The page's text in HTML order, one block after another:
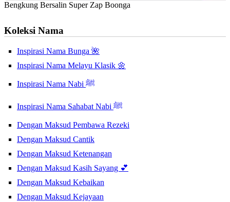
Bengkung Bersalin Super Zap Boonga
Koleksi Nama
Inspirasi Nama Bunga 🌺
Inspirasi Nama Melayu Klasik 🌼
Inspirasi Nama Nabi ﷺ
Inspirasi Nama Sahabat Nabi ﷺ
Dengan Maksud Pembawa Rezeki
Dengan Maksud Cantik
Dengan Maksud Ketenangan
Dengan Maksud Kasih Sayang 💕
Dengan Maksud Kebaikan
Dengan Maksud Kejayaan